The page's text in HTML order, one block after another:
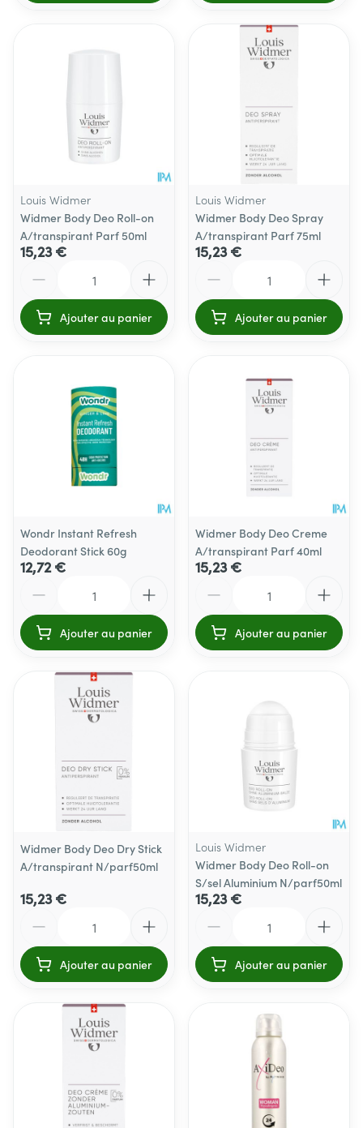
Louis Widmer
Widmer Body Deo Roll-on
A/transpirant Parf 50ml
15,23 €
Ajouter au panier
Louis Widmer
Widmer Body Deo Spray
A/transpirant Parf 75ml
15,23 €
Ajouter au panier
Wondr Instant Refresh
Deodorant Stick 60g
12,72 €
Ajouter au panier
Widmer Body Deo Creme
A/transpirant Parf 40ml
15,23 €
Ajouter au panier
Widmer Body Deo Dry Stick
A/transpirant N/parf50ml
15,23 €
Ajouter au panier
Louis Widmer
Widmer Body Deo Roll-on
S/sel Aluminium N/parf50ml
15,23 €
Ajouter au panier